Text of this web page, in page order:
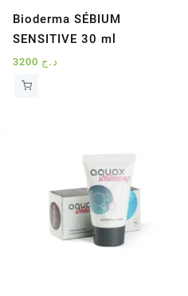
Bioderma SÉBIUM
SENSITIVE 30 ml
د.ج